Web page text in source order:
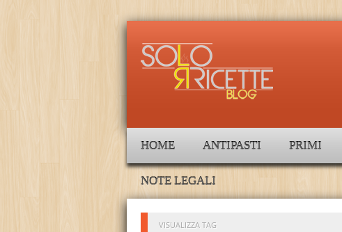
HOME ANTIPASTI PRIMI
NOTE LEGALI
VISUALIZZA TAG